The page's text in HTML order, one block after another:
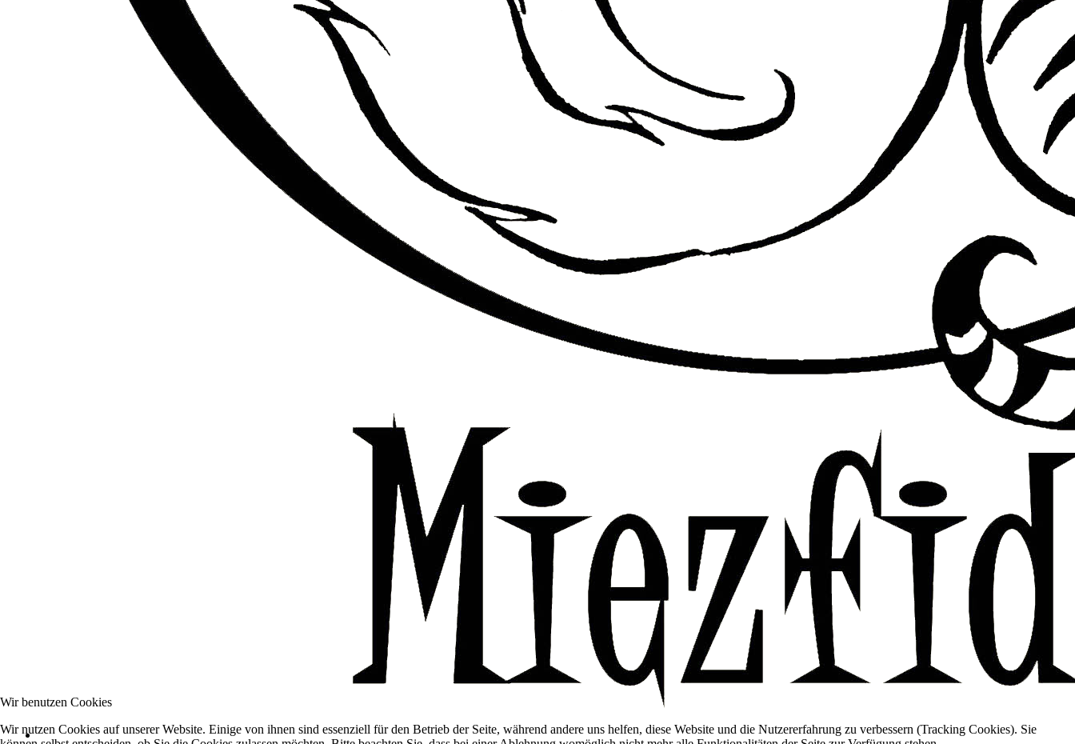
Wir benutzen Cookies
Wir nutzen Cookies auf unserer Website. Einige von ihnen sind essenziell für den Betrieb der Seite, während andere uns helfen, diese Website und die Nutzererfahrung zu verbessern (Tracking Cookies). Sie